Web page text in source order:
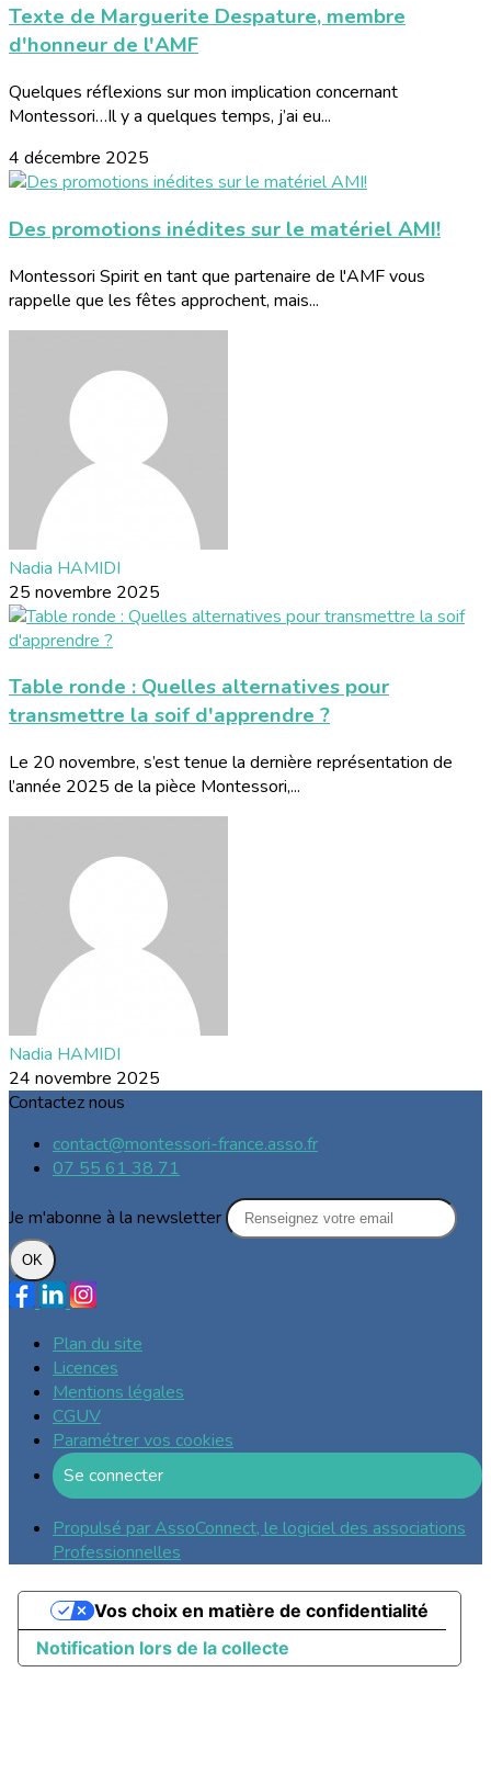
Texte de Marguerite Despature, membre
d'honneur de l'AMF
Quelques réflexions sur mon implication concernant
Montessori…Il y a quelques temps, j’ai eu...
4 décembre 2025
Des promotions inédites sur le matériel AMI!
Montessori Spirit en tant que partenaire de l'AMF vous
rappelle que les fêtes approchent, mais...
Nadia HAMIDI
25 novembre 2025
Table ronde : Quelles alternatives pour
transmettre la soif d'apprendre ?
Le 20 novembre, s’est tenue la dernière représentation de
l’année 2025 de la pièce Montessori,...
Nadia HAMIDI
24 novembre 2025
Contactez nous
contact@montessori-france.asso.fr
07 55 61 38 71
Je m'abonne à la newsletter
OK
Plan du site
Licences
Mentions légales
CGUV
Paramétrer vos cookies
Se connecter
Propulsé par AssoConnect, le logiciel des associations
Professionnelles
Notification lors de la collecte
Vos choix en matière de confidentialité